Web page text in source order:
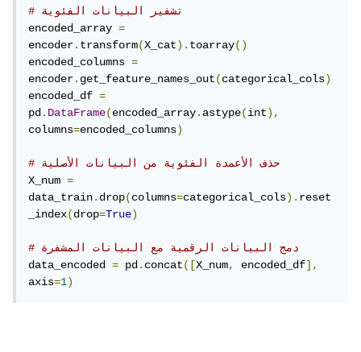
# تشفير البيانات الفئوية
encoded_array =
encoder.transform(X_cat).toarray()
encoded_columns =
encoder.get_feature_names_out(categorical_cols)
encoded_df =
pd.DataFrame(encoded_array.astype(int),
columns=encoded_columns)
# حذف الأعمدة الفئوية من البيانات الأصلية
X_num =
data_train.drop(columns=categorical_cols).reset
_index(drop=True)
# دمج البيانات الرقمية مع البيانات المشفرة
data_encoded = pd.concat([X_num, encoded_df],
axis=1)